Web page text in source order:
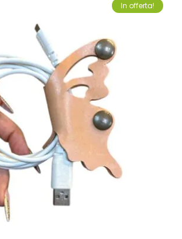
In offerta!